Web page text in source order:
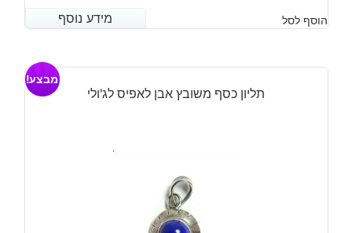
המקורי
היה:
הנוכחי
הוא:
מידע נוסף הוסף לסל מידע נוסף
תליון כסף משובץ אבן לאפיס לג'ולי
מבצע!